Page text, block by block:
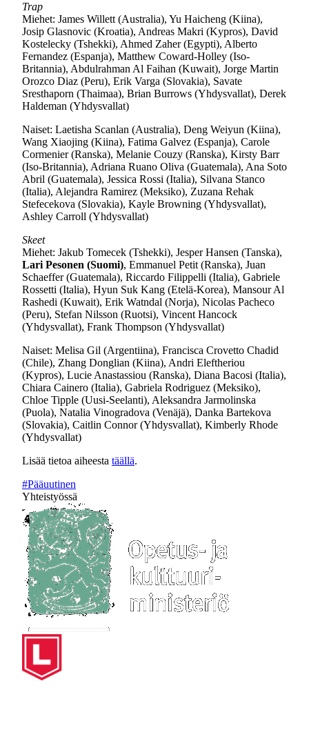
Trap
Miehet: James Willett (Australia), Yu Haicheng (Kiina),
Josip Glasnovic (Kroatia), Andreas Makri (Kypros), David
Kostelecky (Tshekki), Ahmed Zaher (Egypti), Alberto
Fernandez (Espanja), Matthew Coward-Holley (Iso-
Britannia), Abdulrahman Al Faihan (Kuwait), Jorge Martin
Orozco Diaz (Peru), Erik Varga (Slovakia), Savate
Sresthaporn (Thaimaa), Brian Burrows (Yhdysvallat), Derek
Haldeman (Yhdysvallat)
Naiset: Laetisha Scanlan (Australia), Deng Weiyun (Kiina),
Wang Xiaojing (Kiina), Fatima Galvez (Espanja), Carole
Cormenier (Ranska), Melanie Couzy (Ranska), Kirsty Barr
(Iso-Britannia), Adriana Ruano Oliva (Guatemala), Ana Soto
Abril (Guatemala), Jessica Rossi (Italia), Silvana Stanco
(Italia), Alejandra Ramirez (Meksiko), Zuzana Rehak
Stefecekova (Slovakia), Kayle Browning (Yhdysvallat),
Ashley Carroll (Yhdysvallat)
Skeet
Miehet: Jakub Tomecek (Tshekki), Jesper Hansen (Tanska),
Lari Pesonen (Suomi), Emmanuel Petit (Ranska), Juan
Schaeffer (Guatemala), Riccardo Filippelli (Italia), Gabriele
Rossetti (Italia), Hyun Suk Kang (Etelä-Korea), Mansour Al
Rashedi (Kuwait), Erik Watndal (Norja), Nicolas Pacheco
(Peru), Stefan Nilsson (Ruotsi), Vincent Hancock
(Yhdysvallat), Frank Thompson (Yhdysvallat)
Naiset: Melisa Gil (Argentiina), Francisca Crovetto Chadid
(Chile), Zhang Donglian (Kiina), Andri Eleftheriou
(Kypros), Lucie Anastassiou (Ranska), Diana Bacosi (Italia),
Chiara Cainero (Italia), Gabriela Rodriguez (Meksiko),
Chloe Tipple (Uusi-Seelanti), Aleksandra Jarmolinska
(Puola), Natalia Vinogradova (Venäjä), Danka Bartekova
(Slovakia), Caitlin Connor (Yhdysvallat), Kimberly Rhode
(Yhdysvallat)
Lisää tietoa aiheesta täällä.
#Pääuutinen
Yhteistyössä